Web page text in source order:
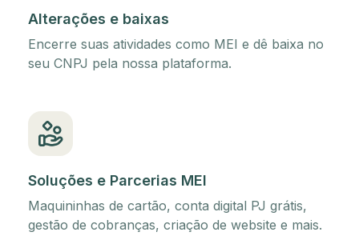
Alterações e baixas
Encerre suas atividades como MEI e dê baixa no
seu CNPJ pela nossa plataforma.
Soluções e Parcerias MEI
Maquininhas de cartão, conta digital PJ grátis,
gestão de cobranças, criação de website e mais.